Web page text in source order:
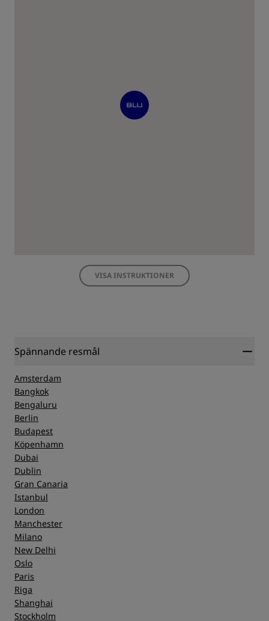
VISA INSTRUKTIONER
Spännande resmål
Amsterdam
Bangkok
Bengaluru
Berlin
Budapest
Köpenhamn
Dubai
Dublin
Gran Canaria
Istanbul
London
Manchester
Milano
New Delhi
Oslo
Paris
Riga
Shanghai
Stockholm